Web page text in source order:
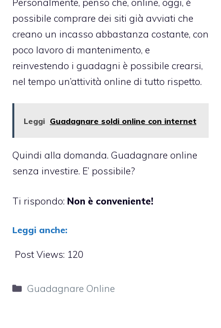
possibile comprare dei siti già avviati che
creano un incasso abbastanza costante, con
poco lavoro di mantenimento, e
reinvestendo i guadagni è possibile crearsi,
nel tempo un’attività online di tutto rispetto.
Leggi Guadagnare soldi online con internet
Quindi alla domanda. Guadagnare online
senza investire. E’ possibile?
Ti rispondo: Non è conveniente!
Leggi anche:
Post Views: 120
Categorie
Guadagnare Online